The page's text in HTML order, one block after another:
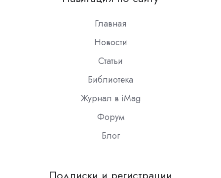
Slack
Главная
Новости
Статьи
Библиотека
Журнал в iMag
Форум
Блог